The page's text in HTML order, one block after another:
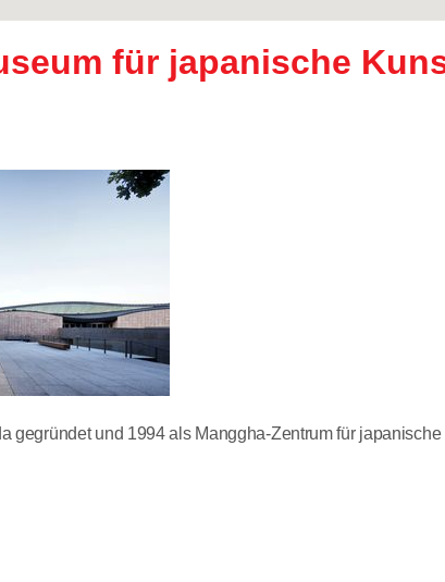
für japanische
gegründet und 1994 als Manggha-Zentrum für